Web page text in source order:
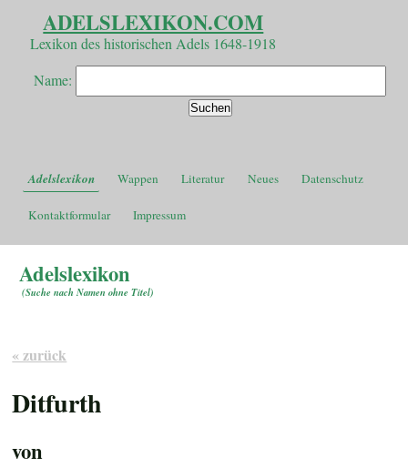
ADELSLEXIKON.COM
Lexikon des historischen Adels 1648-1918
Name:
Adelslexikon Wappen Literatur Neues Datenschutz
Kontaktformular Impressum
Adelslexikon
(Suche nach Namen ohne Titel)
« zurück
Ditfurth
von